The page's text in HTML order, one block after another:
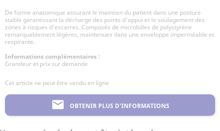
De forme anatomique assurant le maintien du patient dans une posture
stable garantissant la décharge des points d'appui et le soulagement des
zones à risques d'escarres. Composés de microbilles de polystyrène
remarquablement légères, maintenues dans une enveloppe imperméable et
respirante.
Informations complémentaires :
Grandeur et prix sur demande
Cet article ne peut être vendu en ligne
mail OBTENIR PLUS D'INFORMATIONS